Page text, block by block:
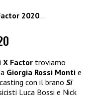
2020…
X Factor troviamo
Giorgia Rossi Monti e
con il brano Si
Luca Bossi e Nick